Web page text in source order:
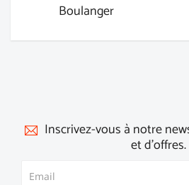
Boulanger
Inscrivez-vous à notre
et d'offres.